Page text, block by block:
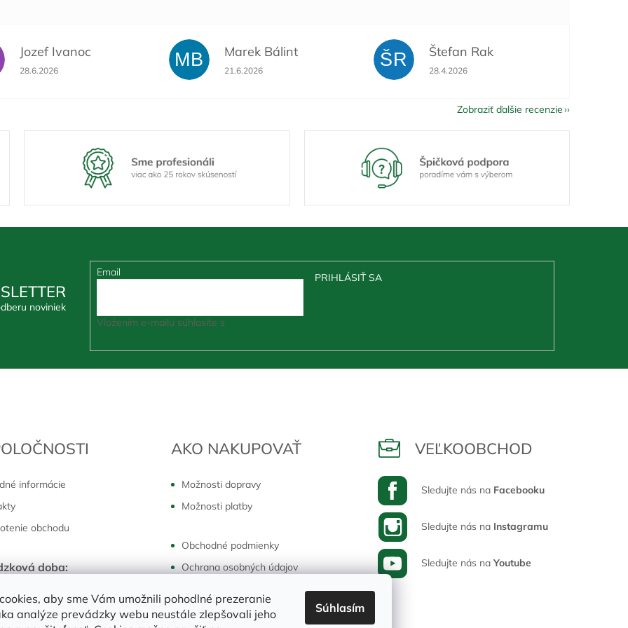
aby sme Vám umožnili pohodlné prezeranie
analýze prevádzky webu neustále zlepšovali jeho
Súhlasím
Jozef Ivanoc
Hodnotenie obchodu je 5 z 5 hviezdičiek.
28.6.2026
MB Marek Bálint
Hodnotenie obchodu je 5 z 5 hviezdičiek.
21.6.2026
ŠR Štefan Rak
Hodnotenie obchodu je 5 z 5 hviezdičiek.
28.4.2026
Zobraziť ďalšie recenzie
noviniek
Email
Vložením e-mailu súhlasíte s
PRIHLÁSIŤ SA
informácie
obchodu
doba:
AKO NAKUPOVAŤ
Možnosti dopravy
Možnosti platby
Obchodné podmienky
Ochrana osobných údajov
VEĽKOOBCHOD
Sledujte nás na Facebooku
Sledujte nás na Instagramu
Sledujte nás na Youtube